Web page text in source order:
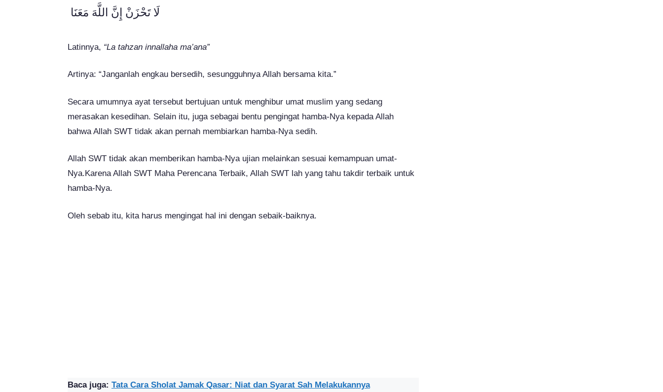
لَا تَحْزَنْ إِنَّ اللَّهَ مَعَنَا
Latinnya, “La tahzan innallaha ma’ana”
Artinya: “Janganlah engkau bersedih, sesungguhnya Allah bersama kita.”
Secara umumnya ayat tersebut bertujuan untuk menghibur umat muslim yang sedang
merasakan kesedihan. Selain itu, juga sebagai bentu pengingat hamba-Nya kepada Allah
bahwa Allah SWT tidak akan pernah membiarkan hamba-Nya sedih.
Allah SWT tidak akan memberikan hamba-Nya ujian melainkan sesuai kemampuan umat-
Nya.Karena Allah SWT Maha Perencana Terbaik, Allah SWT lah yang tahu takdir terbaik untuk
hamba-Nya.
Oleh sebab itu, kita harus mengingat hal ini dengan sebaik-baiknya.
Baca juga: Tata Cara Sholat Jamak Qasar: Niat dan Syarat Sah Melakukannya